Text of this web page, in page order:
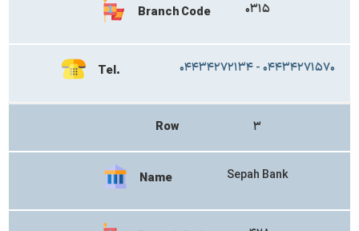
Branch Code ۰۳۱۵
Tel. ۰۴۴۳۴۲۷۲۱۳۴ - ۰۴۴۳۴۲۷۱۵۷۰
Row ۳
Name Sepah Bank